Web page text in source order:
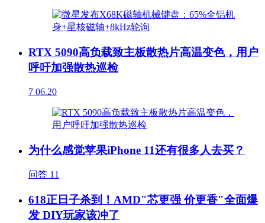
RTX 5090高负载致主板散热片高温变色，用户
呼吁加强散热巡检
7 06.20
为什么感觉苹果iPhone 11还有很多人去买？
问答 11
618正日子杀到！AMD"芯更强 价更香"全面爆
发 DIY玩家该冲了